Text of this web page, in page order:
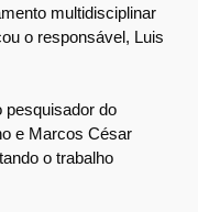
multidisciplinar
o responsável, Luis
pesquisador do
e Marcos César
o trabalho